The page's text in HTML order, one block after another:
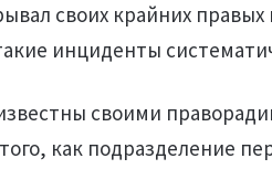
своих крайних правых
инциденты
своими
как подразделение